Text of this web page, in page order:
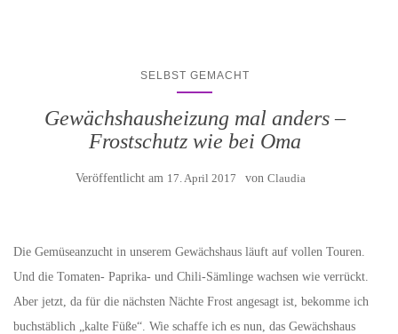
SELBST GEMACHT
Gewächshausheizung mal anders –
Frostschutz wie bei Oma
Veröffentlicht am 17. April 2017 von Claudia
Die Gemüseanzucht in unserem Gewächshaus läuft auf vollen Touren.
Und die Tomaten- Paprika- und Chili-Sämlinge wachsen wie verrückt.
Aber jetzt, da für die nächsten Nächte Frost angesagt ist, bekomme ich
buchstäblich „kalte Füße“. Wie schaffe ich es nun, das Gewächshaus